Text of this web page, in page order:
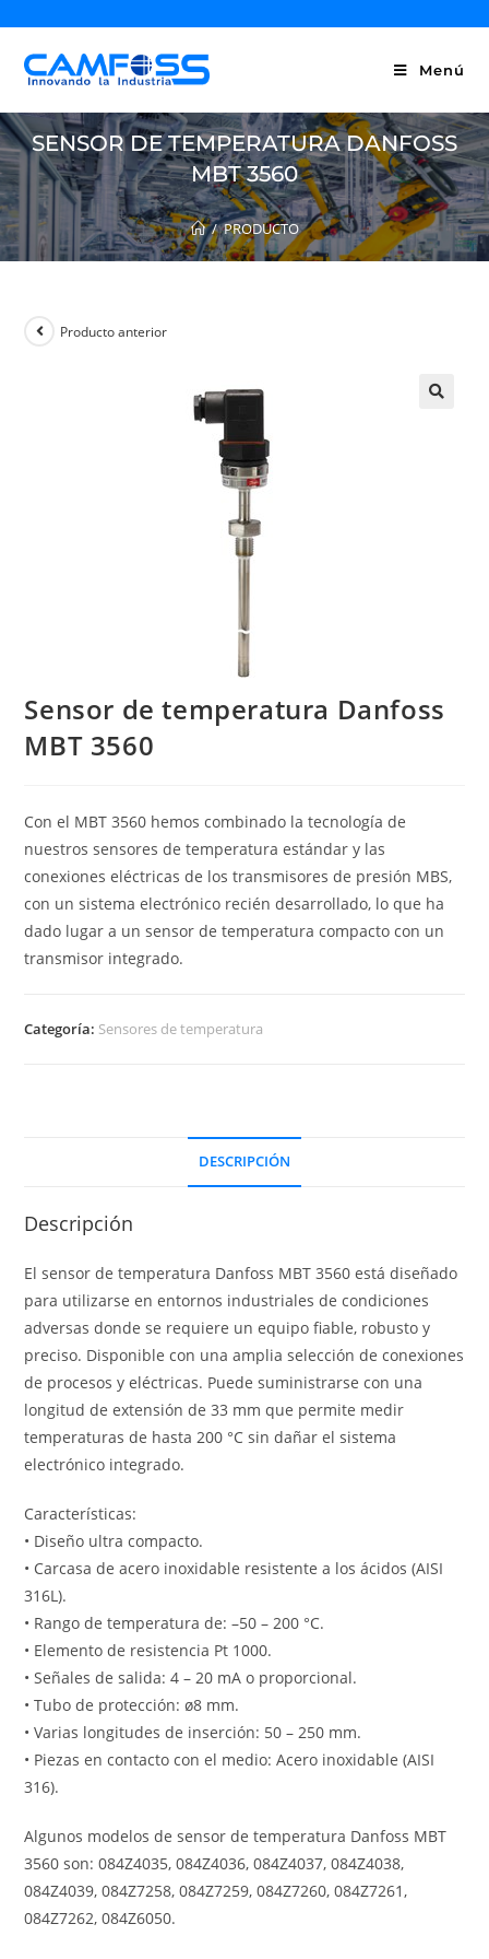
Menú
SENSOR DE TEMPERATURA DANFOSS
MBT 3560
/ PRODUCTO
Producto anterior
Sensor de temperatura Danfoss
MBT 3560
Con el MBT 3560 hemos combinado la tecnología de
nuestros sensores de temperatura estándar y las
conexiones eléctricas de los transmisores de presión MBS,
con un sistema electrónico recién desarrollado, lo que ha
dado lugar a un sensor de temperatura compacto con un
transmisor integrado.
Categoría: Sensores de temperatura
DESCRIPCIÓN
Descripción
El sensor de temperatura Danfoss MBT 3560 está diseñado
para utilizarse en entornos industriales de condiciones
adversas donde se requiere un equipo fiable, robusto y
preciso. Disponible con una amplia selección de conexiones
de procesos y eléctricas. Puede suministrarse con una
longitud de extensión de 33 mm que permite medir
temperaturas de hasta 200 °C sin dañar el sistema
electrónico integrado.
Características:
• Diseño ultra compacto.
• Carcasa de acero inoxidable resistente a los ácidos (AISI
316L).
• Rango de temperatura de: –50 – 200 °C.
• Elemento de resistencia Pt 1000.
• Señales de salida: 4 – 20 mA o proporcional.
• Tubo de protección: ø8 mm.
• Varias longitudes de inserción: 50 – 250 mm.
• Piezas en contacto con el medio: Acero inoxidable (AISI
316).
Algunos modelos de sensor de temperatura Danfoss MBT
3560 son: 084Z4035, 084Z4036, 084Z4037, 084Z4038,
084Z4039, 084Z7258, 084Z7259, 084Z7260, 084Z7261,
084Z7262, 084Z6050.